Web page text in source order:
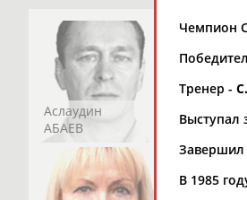
Аслаудин
АБАЕВ
АБАИМОВА
Чемпион
Тренер -
Выступал
Завершил
В 1985